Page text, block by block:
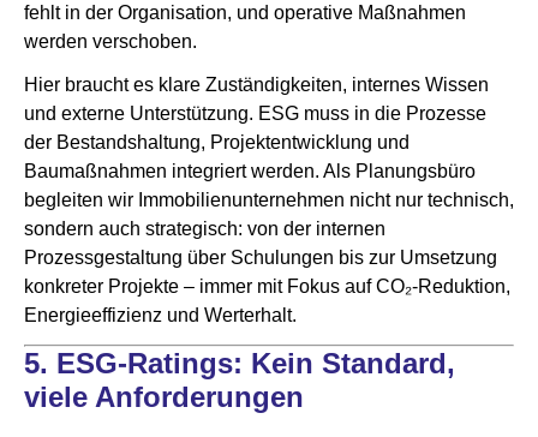
fehlt in der Organisation, und operative Maßnahmen
werden verschoben.
Hier braucht es klare Zuständigkeiten, internes Wissen
und externe Unterstützung. ESG muss in die Prozesse
der Bestandshaltung, Projektentwicklung und
Baumaßnahmen integriert werden. Als Planungsbüro
begleiten wir Immobilienunternehmen nicht nur technisch,
sondern auch strategisch: von der internen
Prozessgestaltung über Schulungen bis zur Umsetzung
konkreter Projekte – immer mit Fokus auf CO₂-Reduktion,
Energieeffizienz und Werterhalt.
5. ESG-Ratings: Kein Standard,
viele Anforderungen